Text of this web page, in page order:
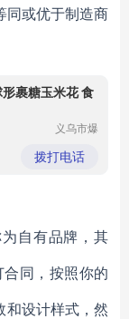
同或优于制造商
裹糖玉米花 食
义乌市爆
有限公司
拨打电话
自有品牌，其
同，按照你的
和设计样式，然